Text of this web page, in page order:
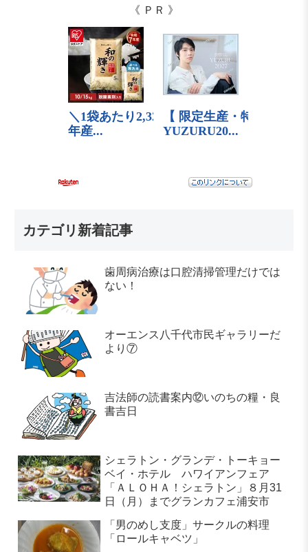
《 ＰＲ 》
カテゴリ新着記事
歯周病治療は口腔清掃管理だけでは
ない！
オーエンス八千代市民ギャラリーだ
より⑦
吉法師の読書案内⑫いのちの糧・良
書吉日
シェラトン・グランデ・トーキョー
ベイ・ホテル ハワイアンフェア
「ＡＬＯＨＡ！シェラトン」８月31
日（月）までグランカフェ浦安市
「男のめし支度」サークルの料理
「ロールキャベツ」